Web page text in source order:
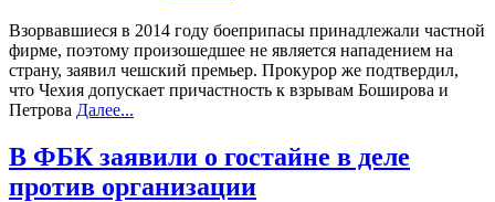
Взорвавшиеся в 2014 году боеприпасы принадлежали частной
фирме, поэтому произошедшее не является нападением на
страну, заявил чешский премьер. Прокурор же подтвердил,
что Чехия допускает причастность к взрывам Боширова и
Петрова Далее...
В ФБК заявили о гостайне в деле
против организации